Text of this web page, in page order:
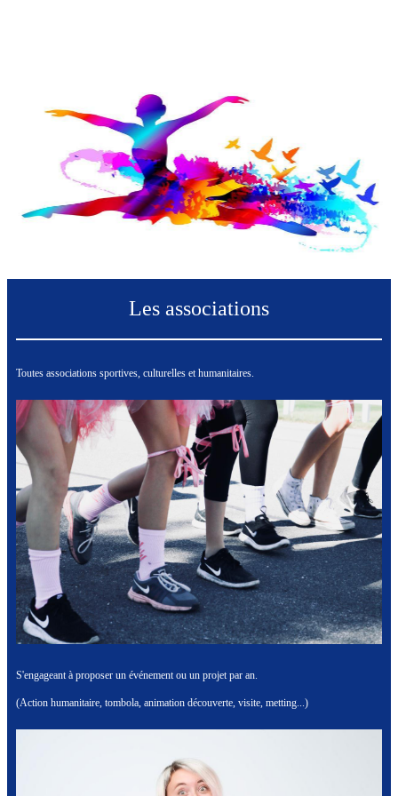
Les associations
Toutes associations sportives, culturelles et humanitaires.
S'engageant à proposer un événement ou un projet par an.
(Action humanitaire, tombola, animation découverte, visite, metting...)